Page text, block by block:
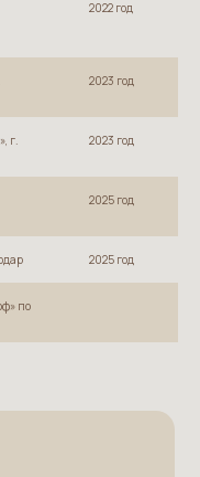
2022 год
2023 год
г.
2023 год
2025 год
2025 год
по
ваши